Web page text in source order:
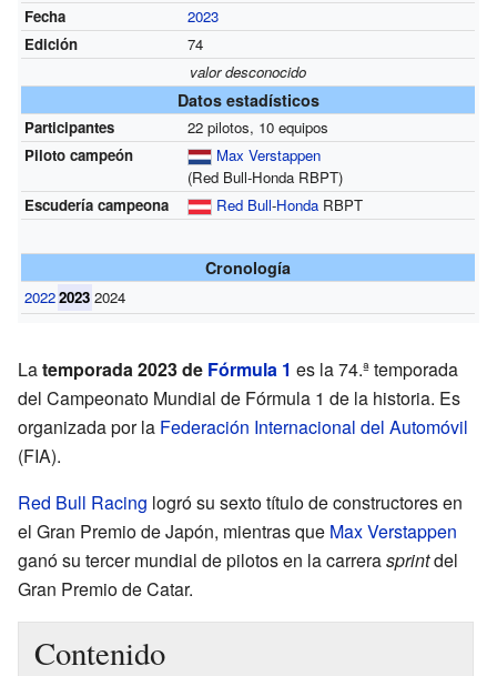
Fecha
2023
Edición
74
valor desconocido
Datos estadísticos
Participantes
22 pilotos, 10 equipos
Piloto campeón
Max Verstappen
(Red Bull-Honda RBPT)
Escudería campeona
Red Bull-HondaRBPT
Cronología
20222023 2024
Latemporada 2023 de Fórmula 1 es la 74.ª temporada
del Campeonato Mundial de Fórmula 1 de la historia. Es
organizada por la Federación Internacional del Automóvil
(FIA).
Red Bull Racing logró su sexto título de constructores en
el Gran Premio de Japón, mientras que Max Verstappen
ganó su tercer mundial de pilotos en la carrerasprintdel
Gran Premio de Catar.
Contenido